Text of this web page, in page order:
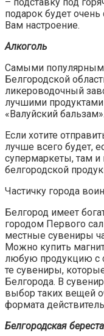
– подставку под
подарок будет
Вам настроение.
Алкоголь
Самыми
Белгородской
ликероводочный
лучшими
«Валуйский бальзам».
Если хотите
лучше всего будет,
супермаркеты, там
белгородской
Частичку города
Белгород имеет
городом Первого
местные сувениры
Можно купить
любую продукцию с
те сувениры,
Белгорода. В
выбор таких вещей
формата
Белгородская береста